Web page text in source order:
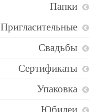
Папки
Пригласительные
Свадьбы
Сертификаты
Упаковка